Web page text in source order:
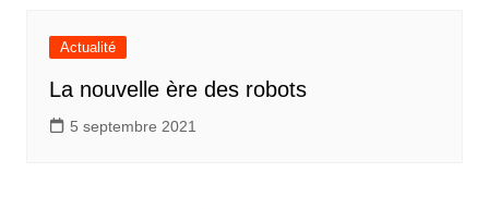
Actualité
La nouvelle ère des robots
5 septembre 2021